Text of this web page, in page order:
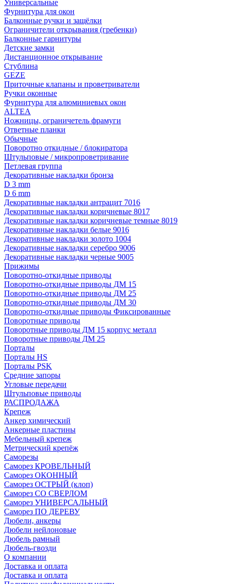
Универсальные
Фурнитура для окон
Балконные ручки и защёлки
Ограничители открывания (гребенки)
Балконные гарнитуры
Детские замки
Дистанционное открывание
Стублина
GEZE
Приточные клапаны и проветриватели
Ручки оконные
Фурнитура для алюминиевых окон
ALTEA
Ножницы, ограничетель фрамуги
Ответные планки
Обычные
Поворотно откидные / блокиратора
Штульповые / микропроветривание
Петлевая группа
Декоративные накладки бронза
D 3 mm
D 6 mm
Декоративные накладки антрацит 7016
Декоративные накладки коричневые 8017
Декоративные накладки коричневые темные 8019
Декоративные накладки белые 9016
Декоративные накладки золото 1004
Декоративные накладки серебро 9006
Декоративные накладки черные 9005
Прижимы
Поворотно-откидные приводы
Поворотно-откидные приводы ДМ 15
Поворотно-откидные приводы ДМ 25
Поворотно-откидные приводы ДМ 30
Поворотно-откидные приводы Фиксированные
Поворотные приводы
Поворотные приводы ДМ 15 корпус металл
Поворотные приводы ДМ 25
Порталы
Порталы HS
Порталы PSK
Средние запоры
Угловые передачи
Штульповые приводы
РАСПРОДАЖА
Крепеж
Анкер химический
Анкерные пластины
Мебельный крепеж
Метрический крепёж
Саморезы
Саморез КРОВЕЛЬНЫЙ
Саморез ОКОННЫЙ
Саморез ОСТРЫЙ (клоп)
Саморез СО СВЕРЛОМ
Саморез УНИВЕРСАЛЬНЫЙ
Саморез ПО ДЕРЕВУ
Дюбели, анкеры
Дюбели нейлоновые
Дюбель рамный
Дюбель-гвозди
О компании
Доставка и оплата
Доставка и оплата